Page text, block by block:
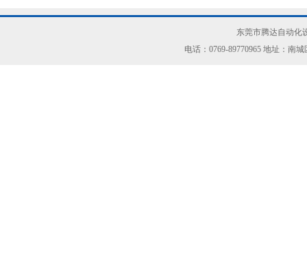
东莞市腾达自动化
电话：0769-89770965 地址：南